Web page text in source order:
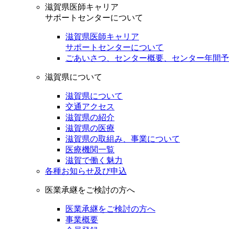
滋賀県医師キャリア
サポートセンターについて
滋賀県医師キャリア
サポートセンターについて
ごあいさつ、センター概要、センター年間
滋賀県について
滋賀県について
交通アクセス
滋賀県の紹介
滋賀県の医療
滋賀県の取組み、事業について
医療機関一覧
滋賀で働く魅力
各種お知らせ及び申込
医業承継をご検討の方へ
医業承継をご検討の方へ
事業概要